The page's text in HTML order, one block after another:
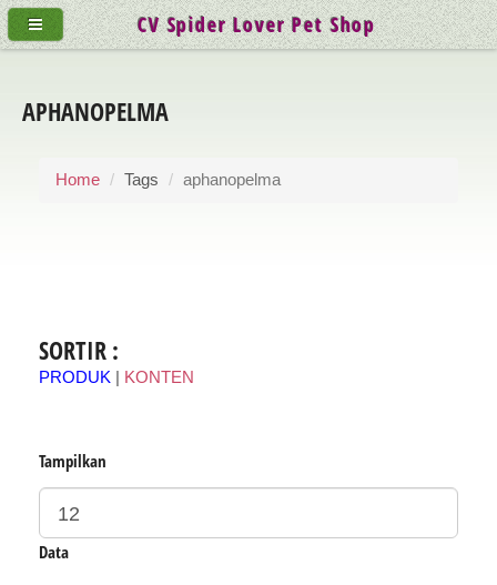
APHANOPELMA
Home Tags aphanopelma
SORTIR :
PRODUK KONTEN
Tampilkan
Data
CV Spider Lover Pet Shop